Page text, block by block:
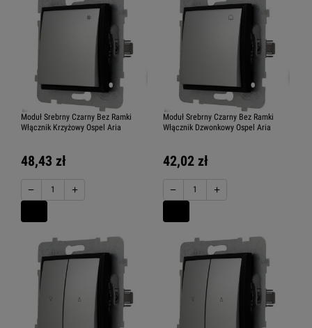
Moduł Srebrny Czarny Bez Ramki
Włącznik Krzyżowy Ospel Aria
48,43 zł
− +
Moduł Srebrny Czarny Bez Ramki
Włącznik Dzwonkowy Ospel Aria
42,02 zł
− +